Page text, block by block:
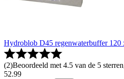
Hydroblob D45 regenwaterbuffer 120
(2)Beoordeeld met 4.5 van de 5
52.99